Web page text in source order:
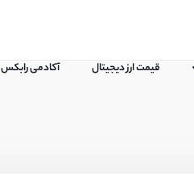
قیمت ارز دیجیتال آکادمی رابکس